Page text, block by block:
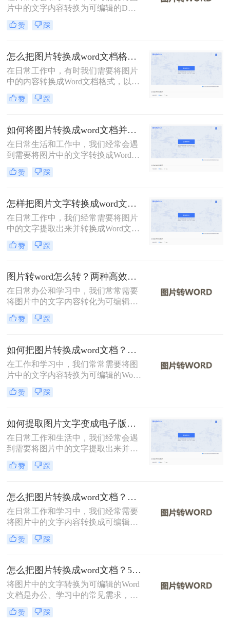
片中的文字内容转换为可编辑的DOC
格式文档。那么图片如何转换为doc
格式呢？本文将介绍三种将图片转换
赞 踩
怎么把图片转换成word文档格式？教你三种转换方法！
在日常工作中，有时我们需要将图片
中的内容转换成Word文档格式，以便
进行编辑和处理。那么怎么把图片转
换成word文档格式呢？本文将介绍三
成图片到Word文档的转换。
赞 踩
如何将图片转换成word文档并编辑？这2个方法了解一下！
在日常生活和工作中，我们经常会遇
到需要将图片中的文字转换成Word文
档并进行编辑的情况。无论是为了保
存资料、修改内容，还是为了更高效
要。那么如何将图片转换成word文档
并编辑呢？本文将介绍两种常用的方
法来实现这一目标。
赞 踩
怎样把图片文字转换成word文档？分享两种有效的方法！
在日常工作中，我们经常需要将图片
中的文字提取出来并转换成Word文
档，以便进行编辑和保存。然而，如
何高效且准确地完成这一转换过程，
字转换成word文档呢？本文将介绍两
种有效的方法，帮助您轻松实现图片
文字到Word文档的转换。
赞 踩
图片转word怎么转？两种高效方法指南！
在日常办公和学习中，我们常常需要
将图片中的文字内容转化为可编辑的
Word文档。那么图片转word怎么转
呢？本文将介绍两种实现这一目标的
赞 踩
如何把图片转换成word文档？这二个方法学会省时省力！
在工作和学习中，我们常常需要将图
片中的文字内容转换为可编辑的Word
文档。这可能是为了编辑图片中的文
本、保存信息以便分享，或将手写笔
word文档呢？本文将详细介绍两种常
用的方法来实现这一目标。
赞 踩
如何提取图片文字变成电子版？分享2种实用的方法！
在日常工作和生活中，我们经常会遇
到需要将图片中的文字提取出来并转
换成电子版的情况。无论是从扫描的
文档、拍照的书籍页面，还是网络上
能极大地提高我们的工作效率。那么
如何提取图片文字变成电子版呢？本
文将介绍两种常用的方法来实现这一
目标。
赞 踩
怎么把图片转换成word文档？分享二种实用方法！
在日常工作和学习中，我们经常需要
将图片中的文字内容转换成可编辑的
Word文档。这一需求在扫描文档、截
图识别、PDF转文字等多种场景下尤
文档呢？本文将介绍两种将图片转换
成Word文档的方法。
赞 踩
怎么把图片转换成word文档？5个主流方法详解！
将图片中的文字转换为可编辑的Word
文档是办公、学习中的常见需求，尤
其在处理扫描文件、会议记录或纸质
资料时。那么怎么把图片转换成word
赞 踩